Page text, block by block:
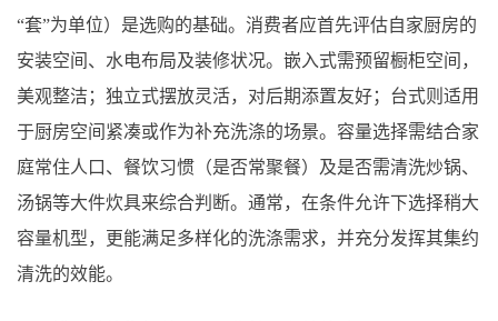
“套”为单位）是选购的基础。消费者应首先评估自家厨房的
安装空间、水电布局及装修状况。嵌入式需预留橱柜空间，
美观整洁；独立式摆放灵活，对后期添置友好；台式则适用
于厨房空间紧凑或作为补充洗涤的场景。容量选择需结合家
庭常住人口、餐饮习惯（是否常聚餐）及是否需清洗炒锅、
汤锅等大件炊具来综合判断。通常，在条件允许下选择稍大
容量机型，更能满足多样化的洗涤需求，并充分发挥其集约
清洗的效能。